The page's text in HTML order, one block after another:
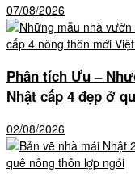
07/08/2026
Phân tích Ưu –
Nhật cấp 4 đẹp ở
02/08/2026